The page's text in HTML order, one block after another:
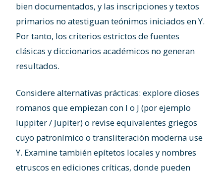
bien documentados, y las inscripciones y textos
primarios no atestiguan teónimos iniciados en Y.
Por tanto, los criterios estrictos de fuentes
clásicas y diccionarios académicos no generan
resultados.
Considere alternativas prácticas: explore dioses
romanos que empiezan con I o J (por ejemplo
Iuppiter / Jupiter) o revise equivalentes griegos
cuyo patronímico o transliteración moderna use
Y. Examine también epítetos locales y nombres
etruscos en ediciones críticas, donde pueden